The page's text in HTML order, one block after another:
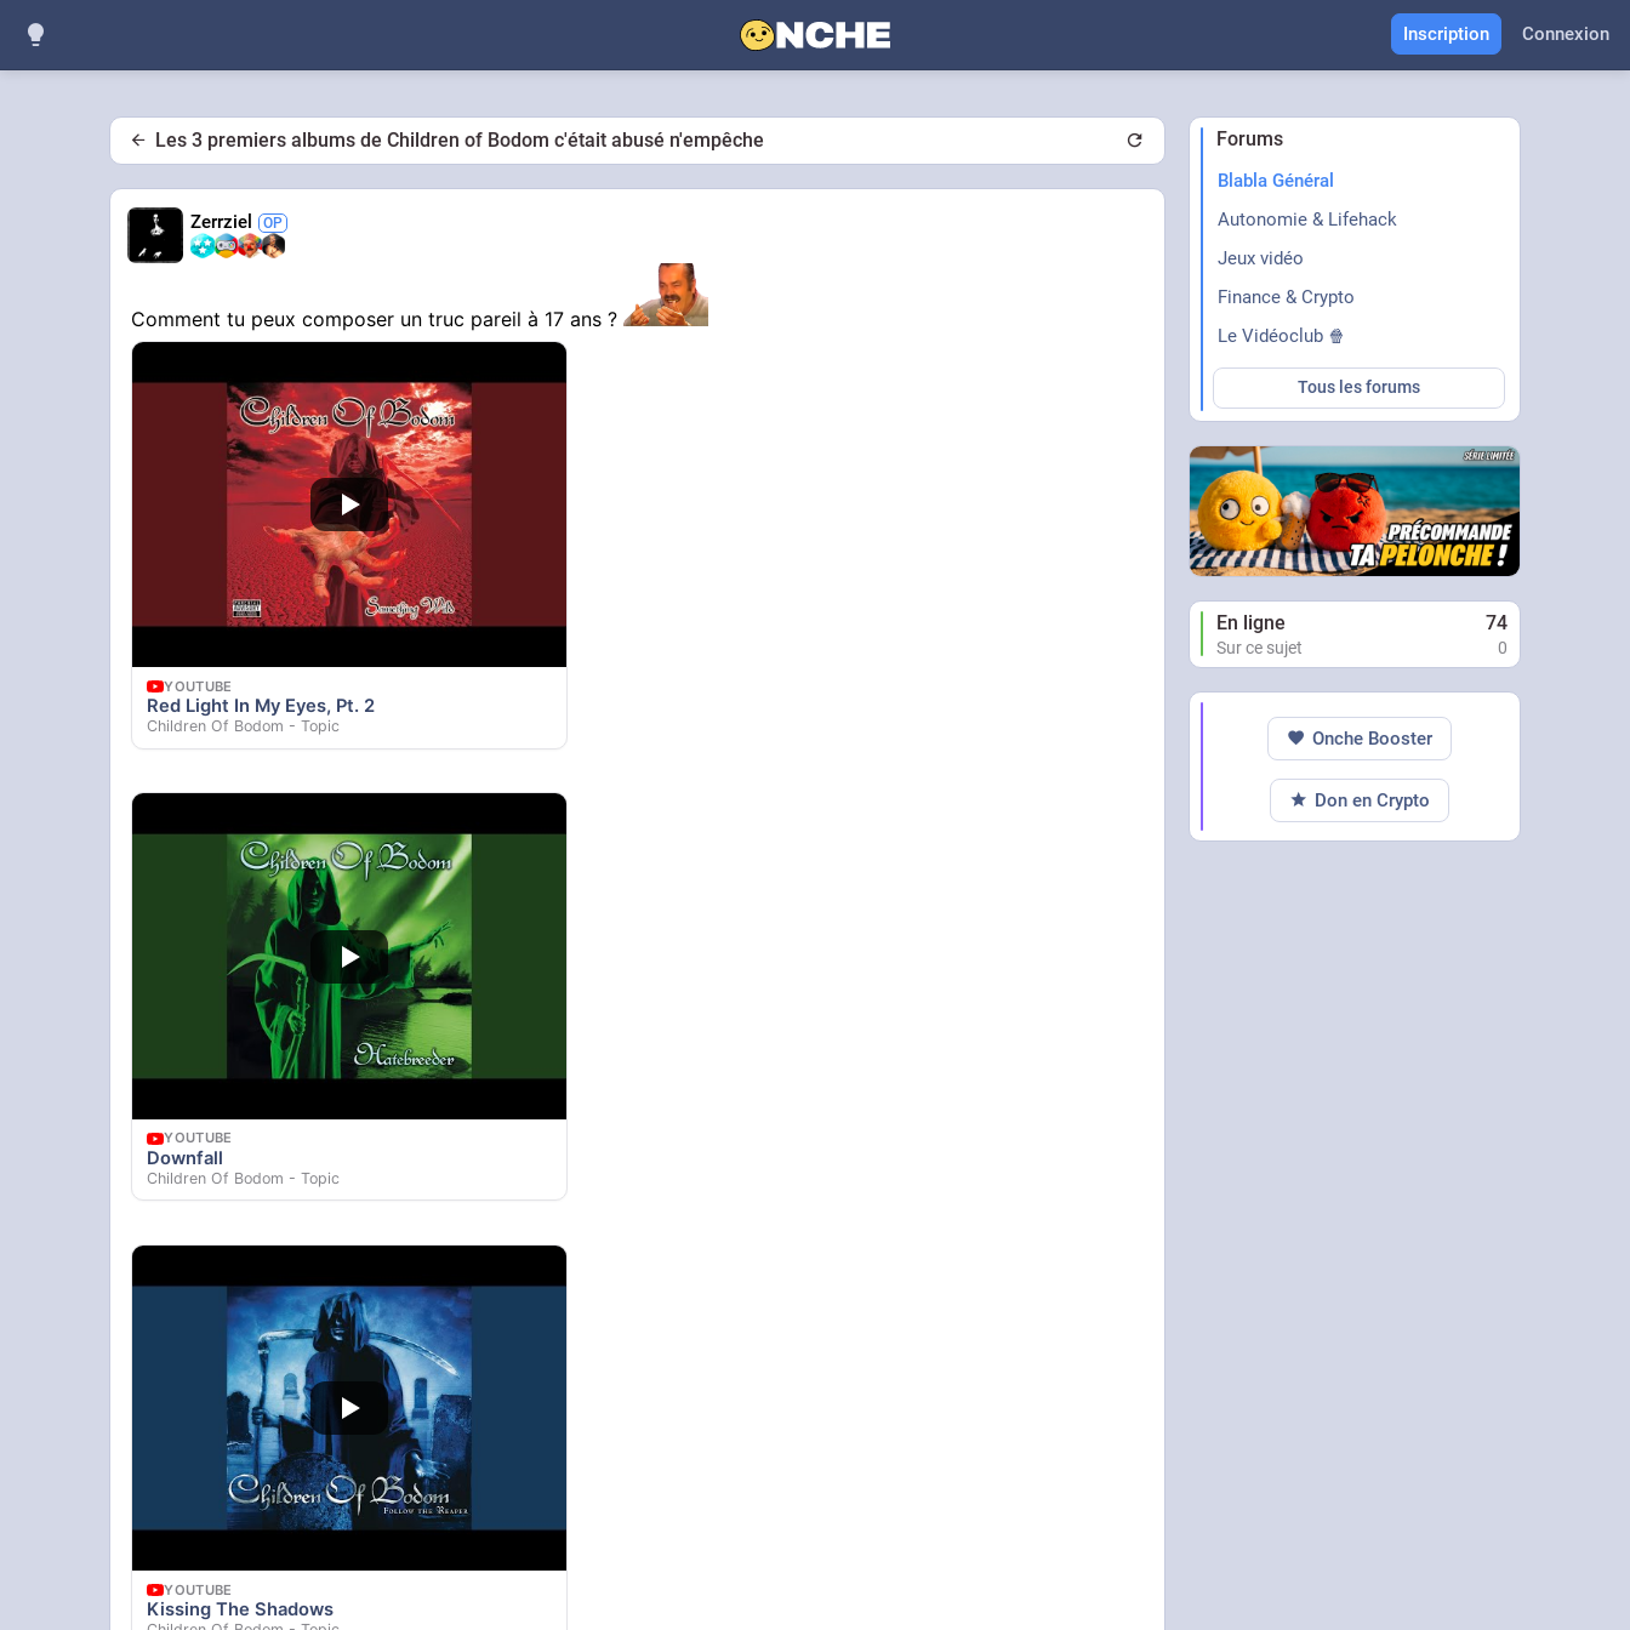
Inscription Connexion
Les 3 premiers albums de Children of Bodom c'était abusé n'empêche
Zerrziel
Comment tu peux composer un truc pareil à 17 ans ?
YOUTUBE
Red Light In My Eyes, Pt. 2
Children Of Bodom - Topic
YOUTUBE
Downfall
Children Of Bodom - Topic
YOUTUBE
Kissing The Shadows
Forums
Blabla Général
Autonomie & Lifehack
Jeux vidéo
Finance & Crypto
Le Vidéoclub 🍿
Tous les forums
En ligne 74
Sur ce sujet 0
Onche Booster
Don en Crypto